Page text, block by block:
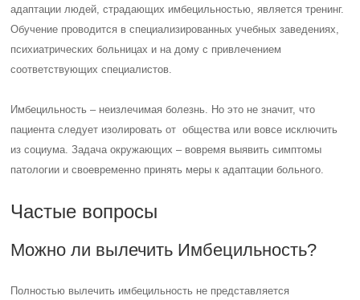
адаптации людей, страдающих имбецильностью, является тренинг.
Обучение проводится в специализированных учебных заведениях,
психиатрических больницах и на дому с привлечением
соответствующих специалистов.
Имбецильность – неизлечимая болезнь. Но это не значит, что
пациента следует изолировать от общества или вовсе исключить
из социума. Задача окружающих – вовремя выявить симптомы
патологии и своевременно принять меры к адаптации больного.
Частые вопросы
Можно ли вылечить Имбецильность?
Полностью вылечить имбецильность не представляется